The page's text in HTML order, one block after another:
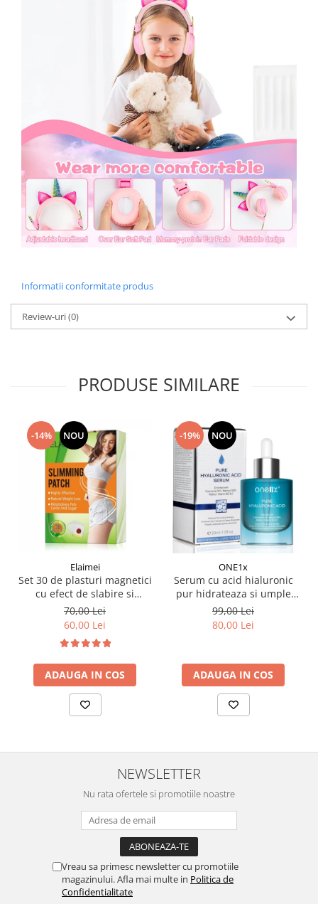
Informatii conformitate produs
Review-uri(0)
PRODUSE SIMILARE
-14% NOU
Elaimei
Set 30 de plasturi magnetici
cu efect de slabire si
detoxifiere a organismului
ingrediente naturale
70,00 Lei
60,00 Lei
ADAUGA IN COS
-19% NOU
ONE1x
Serum cu acid hialuronic
pur hidrateaza si umple
ridurile, 30 ml
99,00 Lei
80,00 Lei
ADAUGA IN COS
NEWSLETTER
Nu rata ofertele si promotiile noastre
Vreau sa primesc newsletter cu promotiile
magazinului. Afla mai multe in Politica de
Confidentialitate